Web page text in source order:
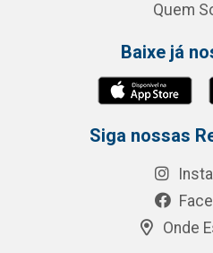
Quem
Baixe já
Siga nossas
Onde